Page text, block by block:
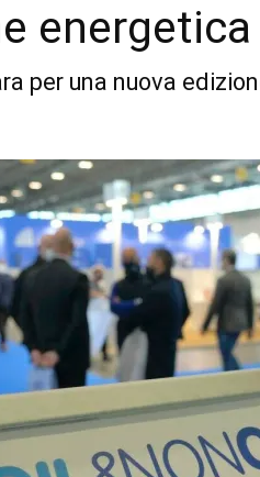
energetica
per una nuova